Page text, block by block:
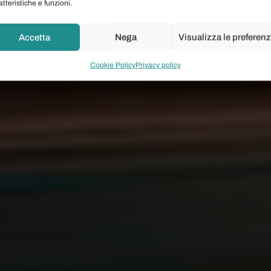
e funzioni.
Accetta Nega Visualizza le
Cookie PolicyPrivacy policy